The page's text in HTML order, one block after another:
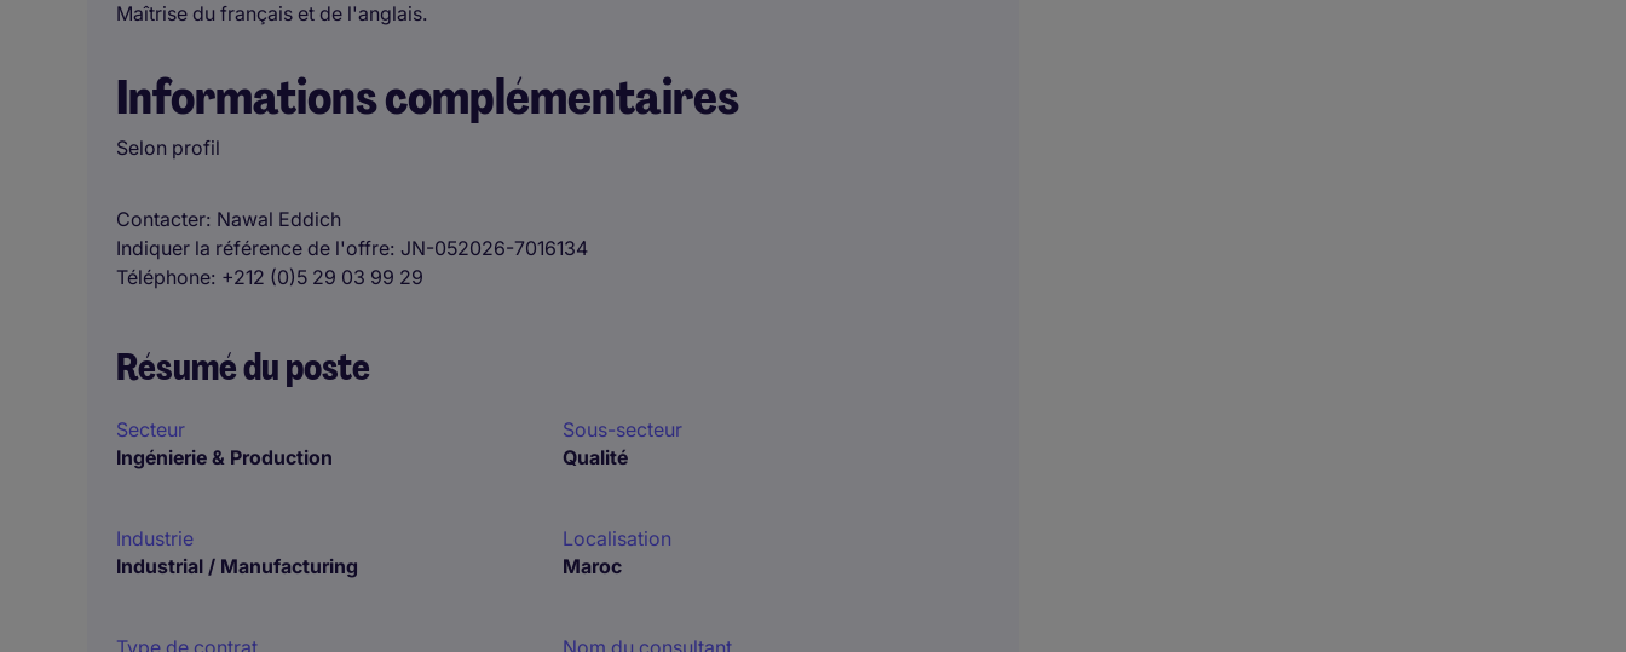
Maîtrise du français et de l'anglais.
Informations complémentaires
Selon profil
Contacter Nawal Eddich
Indiquer la référence de l'offre JN-052026-7016134
Téléphone +212 (0)5 29 03 99 29
Résumé du poste
Secteur
Ingénierie & Production
Sous-secteur
Qualité
Industrie
Industrial / Manufacturing
Localisation
Maroc
Type de contrat
Nom du consultant